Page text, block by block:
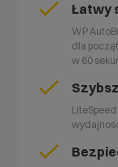
Łatwy
WP
dla
w 60
LiteSpeed